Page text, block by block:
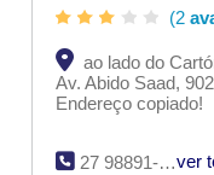
(2
ao lado do
Av. Abido Saad,
Endereço copiado!
27 98891-0820
ver